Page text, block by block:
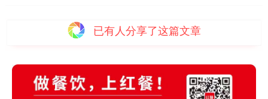
已有 人分享了这篇文章